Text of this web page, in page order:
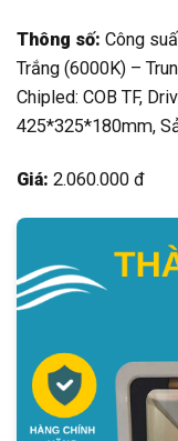
Thông số: Công
Trắng (6000K) –
Chipled: COB TF,
425*325*180mm,
Giá: 2.060.000 đ